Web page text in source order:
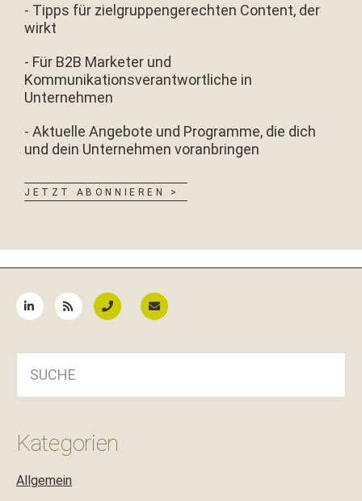
- Tipps für zielgruppengerechten Content, der
wirkt
- Für B2B Marketer und
Kommunikationsverantwortliche in
Unternehmen
- Aktuelle Angebote und Programme, die dich
und dein Unternehmen voranbringen
JETZT ABONNIEREN >
Kategorien
Allgemein